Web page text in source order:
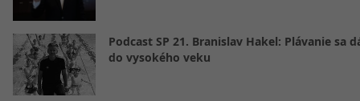
Podcast SP 21. Branislav Hakel: Plávanie sa
do vysokého veku